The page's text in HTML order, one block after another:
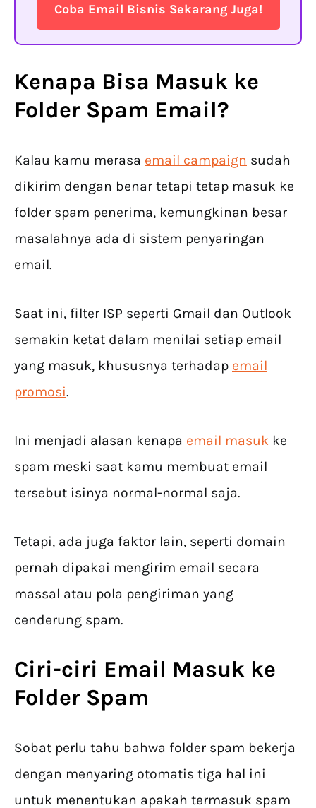
Coba Email Bisnis Sekarang Juga!
Kenapa Bisa Masuk ke
Folder Spam Email?
Kalau kamu merasa email campaign sudah
dikirim dengan benar tetapi tetap masuk ke
folder spam penerima, kemungkinan besar
masalahnya ada di sistem penyaringan
email.
Saat ini, filter ISP seperti Gmail dan Outlook
semakin ketat dalam menilai setiap email
yang masuk, khususnya terhadap email
promosi.
Ini menjadi alasan kenapa email masuk ke
spam meski saat kamu membuat email
tersebut isinya normal-normal saja.
Tetapi, ada juga faktor lain, seperti domain
pernah dipakai mengirim email secara
massal atau pola pengiriman yang
cenderung spam.
Ciri-ciri Email Masuk ke
Folder Spam
Sobat perlu tahu bahwa folder spam bekerja
dengan menyaring otomatis tiga hal ini
untuk menentukan apakah termasuk spam